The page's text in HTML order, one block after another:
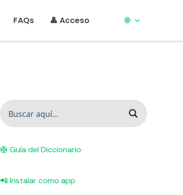
FAQs 👤 Acceso 🌐
🛟 Guía del Diccionario
📲 Instalar como app